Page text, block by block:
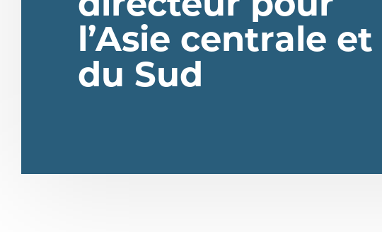
directeur pour
l’Asie centrale et
du Sud